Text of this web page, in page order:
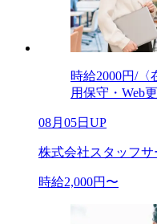
時給2000円/〈
用保守・Web
08月05日UP
株式会社スタッフサ
時給2,000円〜